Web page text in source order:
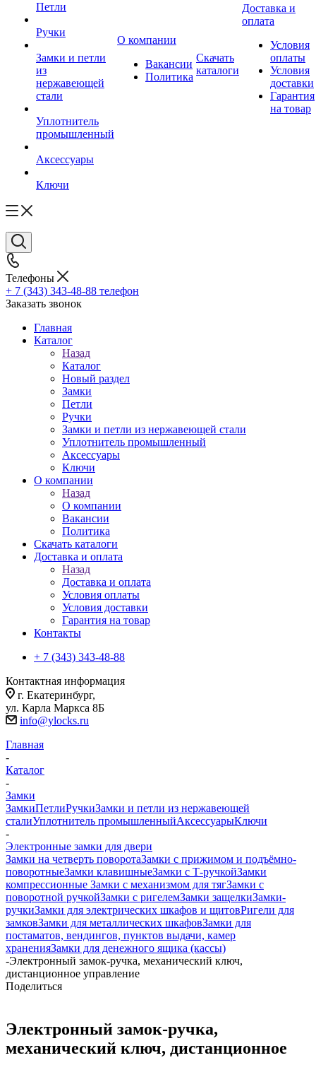
Петли
Ручки
Замки и петли
из
нержавеющей
стали
Уплотнитель
промышленный
Аксессуары
Ключи
О компании
Вакансии
Политика
Скачать
каталоги
Доставка и
оплата
Условия
оплаты
Условия
доставки
Гарантия
на товар
Телефоны
+ 7 (343) 343-48-88 телефон
Заказать звонок
Главная
Каталог
Назад
Каталог
Новый раздел
Замки
Петли
Ручки
Замки и петли из нержавеющей стали
Уплотнитель промышленный
Аксессуары
Ключи
О компании
Назад
О компании
Вакансии
Политика
Скачать каталоги
Доставка и оплата
Назад
Доставка и оплата
Условия оплаты
Условия доставки
Гарантия на товар
Контакты
+ 7 (343) 343-48-88
Контактная информация
г. Екатеринбург,
ул. Карла Маркса 8Б
info@ylocks.ru
Главная
-
Каталог
-
Замки
ЗамкиПетлиРучкиЗамки и петли из нержавеющей
сталиУплотнитель промышленныйАксессуарыКлючи
-
Электронные замки для двери
Замки на четверть поворотаЗамки с прижимом и подъёмно-
поворотныеЗамки клавишныеЗамки с Т-ручкойЗамки
компрессионные Замки с механизмом для тягЗамки с
поворотной ручкойЗамки с ригелемЗамки защелкиЗамки-
ручкиЗамки для электрических шкафов и щитовРигели для
замковЗамки для металлических шкафовЗамки для
постаматов, вендингов, пунктов выдачи, камер
храненияЗамки для денежного ящика (кассы)
-Электронный замок-ручка, механический ключ,
дистанционное управление
Поделиться
Электронный замок-ручка,
механический ключ, дистанционное